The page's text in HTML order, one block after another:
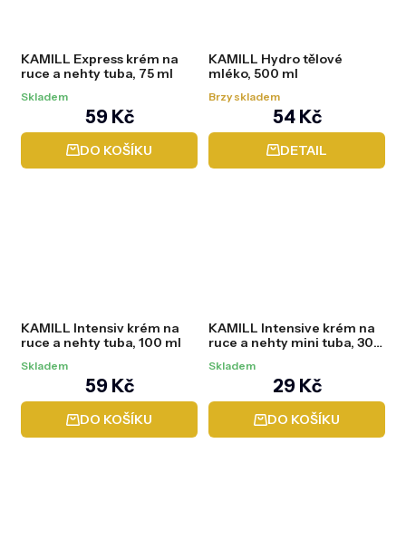
KAMILL Express krém na
ruce a nehty tuba, 75 ml
Skladem
59 Kč
DO KOŠÍKU
KAMILL Hydro tělové
mléko, 500 ml
Brzy skladem
54 Kč
DETAIL
KAMILL Intensiv krém na
ruce a nehty tuba, 100 ml
Skladem
59 Kč
DO KOŠÍKU
KAMILL Intensive krém na
ruce a nehty mini tuba, 30
Skladem
29 Kč
DO KOŠÍKU